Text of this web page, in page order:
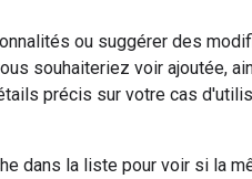
ou suggérer des
souhaiteriez voir ajoutée,
précis sur votre cas
dans la liste pour voir si la